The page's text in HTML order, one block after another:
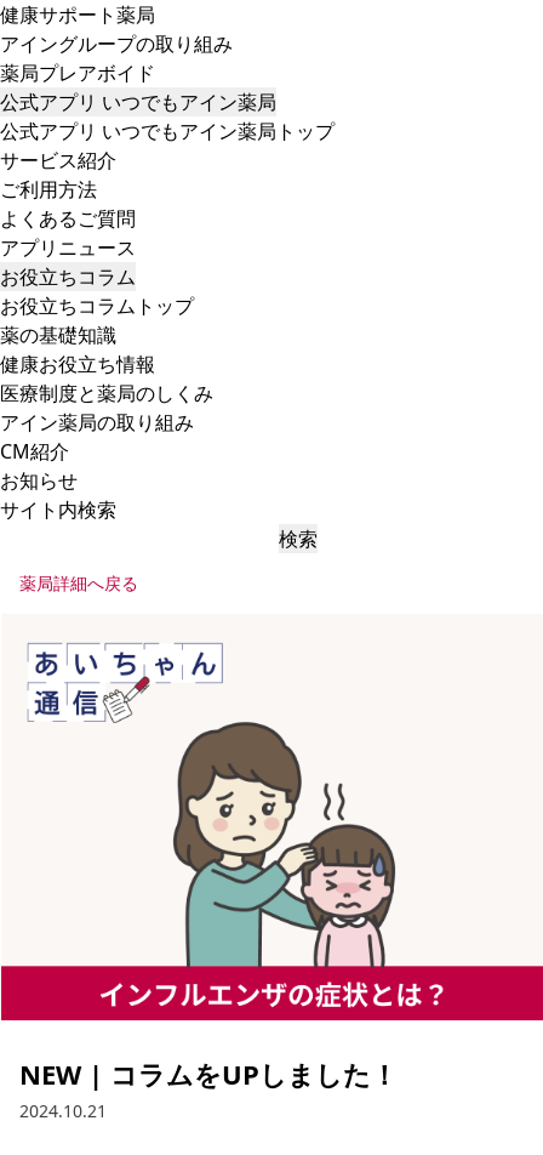
健康サポート薬局
アイングループの取り組み
薬局プレアボイド
公式アプリ いつでもアイン薬局
公式アプリ いつでもアイン薬局トップ
サービス紹介
ご利用方法
よくあるご質問
アプリニュース
お役立ちコラム
お役立ちコラムトップ
薬の基礎知識
健康お役立ち情報
医療制度と薬局のしくみ
アイン薬局の取り組み
CM紹介
お知らせ
サイト内検索
検索
薬局詳細へ戻る
NEW | コラムをUPしました！
2024.10.21